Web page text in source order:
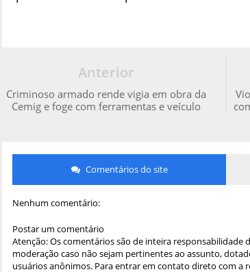
Anterior
Criminoso armado rende vigia em obra da
Cemig e foge com ferramentas e veículo
Comentários do site
Nenhum comentário:
Postar um comentário
Atenção: Os comentários são de inteira responsabilidade
moderação caso não sejam pertinentes ao assunto,
usuários anônimos. Para entrar em contato direto com a